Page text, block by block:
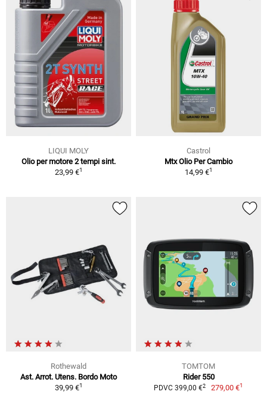
LIQUI MOLY
Olio per motore 2 tempi sint.
23,99 €1
Castrol
Mtx Olio Per Cambio
14,99 €1
Rothewald
Ast. Arrot. Utens. Bordo Moto
39,99 €1
TOMTOM
Rider 550
PDVC 399,00 €2 279,00 €1